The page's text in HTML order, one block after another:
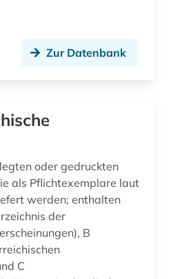
geschichte 1473-1800 (1)
geschichte 1520-1944 (1)
geschichte 1700 ff. (1)
1945 (2)
Zur Datenbank
oder gedruckten
als Pflichtexemplare laut
werden; enthalten
der
B
C